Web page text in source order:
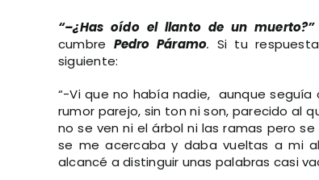
“–¿Has oído el llanto de un muerto?”
cumbre Pedro Páramo. Si tu
siguiente:
“-Vi que no había nadie, aunque
rumor parejo, sin ton ni son, parecido al
no se ven ni el árbol ni las ramas pero
se me acercaba y daba vueltas a mi
alcancé a distinguir unas palabras casi